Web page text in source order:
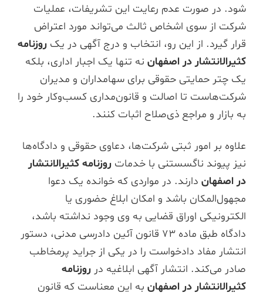
شود. در صورت عدم رعایت این تشریفات، عملیات
شرکت از سوی اشخاص ثالث می‌تواند مورد اعتراض
قرار گیرد. از این رو، انتخاب و درج آگهی در یک روزنامه
کثیرالانتشار در اصفهاننه تنها یک اجبار اداری، بلکه
یک چتر حمایتی حقوقی برای سهامداران و مدیران
شرکت‌هاست تا اصالت و قانون‌مداری کسب‌وکار خود را
به بازار و مراجع ذی‌صلاح اثبات کنند.
علاوه بر امور ثبتی شرکت‌ها، دعاوی حقوقی و دادگاه‌ها
نیز پیوند ناگسستنی با خدمات روزنامه کثیرالانتشار
در اصفهاندارند. در مواردی که خوانده یک دعوا
مجهول‌المکان باشد و امکان ابلاغ حضوری یا
الکترونیکی اوراق قضایی به وی وجود نداشته باشد،
دادگاه طبق ماده ۷۳ قانون آئین دادرسی مدنی، دستور
انتشار مفاد دادخواست را در یکی از جراید پرمخاطب
صادر می‌کند. انتشار آگهی ابلاغیه در روزنامه
کثیرالانتشار در اصفهانبه این معناست که قانون